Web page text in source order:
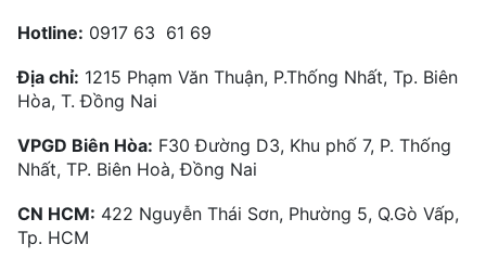
Hotline: 0917 63 61 69
Địa chỉ: 1215 Phạm Văn Thuận, P.Thống Nhất, Tp. Biên
Hòa, T. Đồng Nai
VPGD Biên Hòa: F30 Đường D3, Khu phố 7, P. Thống
Nhất, TP. Biên Hoà, Đồng Nai
CN HCM: 422 Nguyễn Thái Sơn, Phường 5, Q.Gò Vấp,
Tp. HCM